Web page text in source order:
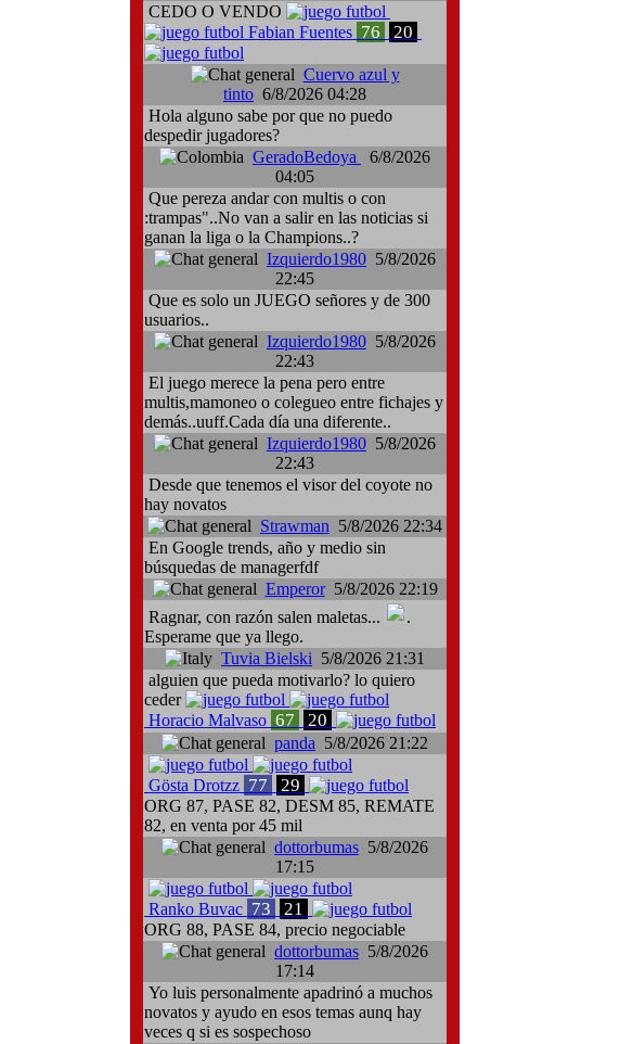
CEDO O VENDO
Fabian Fuentes 76 20
Cuervo azul y
tinto 6/8/2026 04:28
Hola alguno sabe por que no puedo
despedir jugadores?
GeradoBedoya
6/8/2026
04:05
Que pereza andar con multis o con
:trampas"..No van a salir en las noticias si
ganan la liga o la Champions..?
Izquierdo1980 5/8/2026
22:45
Que es solo un JUEGO señores y de 300
usuarios..
Izquierdo1980 5/8/2026
22:43
El juego merece la pena pero entre
multis,mamoneo o colegueo entre fichajes y
demás..uuff.Cada día una diferente..
Izquierdo1980 5/8/2026
22:43
Desde que tenemos el visor del coyote no
hay novatos
Strawman 5/8/2026 22:34
En Google trends, año y medio sin
búsquedas de managerfdf
Emperor5/8/2026 22:19
Ragnar, con razón salen maletas...
.
Esperame que ya llego.
Tuvia Bielski 5/8/2026 21:31
alguien que pueda motivarlo? lo quiero
ceder
Horacio Malvaso 67 20
panda 5/8/2026 21:22
Gösta Drotzz 77 29
ORG 87, PASE 82, DESM 85, REMATE
82, en venta por 45 mil
dottorbumas 5/8/2026
17:15
Ranko Buvac 73 21
ORG 88, PASE 84, precio negociable
dottorbumas 5/8/2026
17:14
Yo luis personalmente apadrinó a muchos
novatos y ayudo en esos temas aunq hay
veces q si es sospechoso